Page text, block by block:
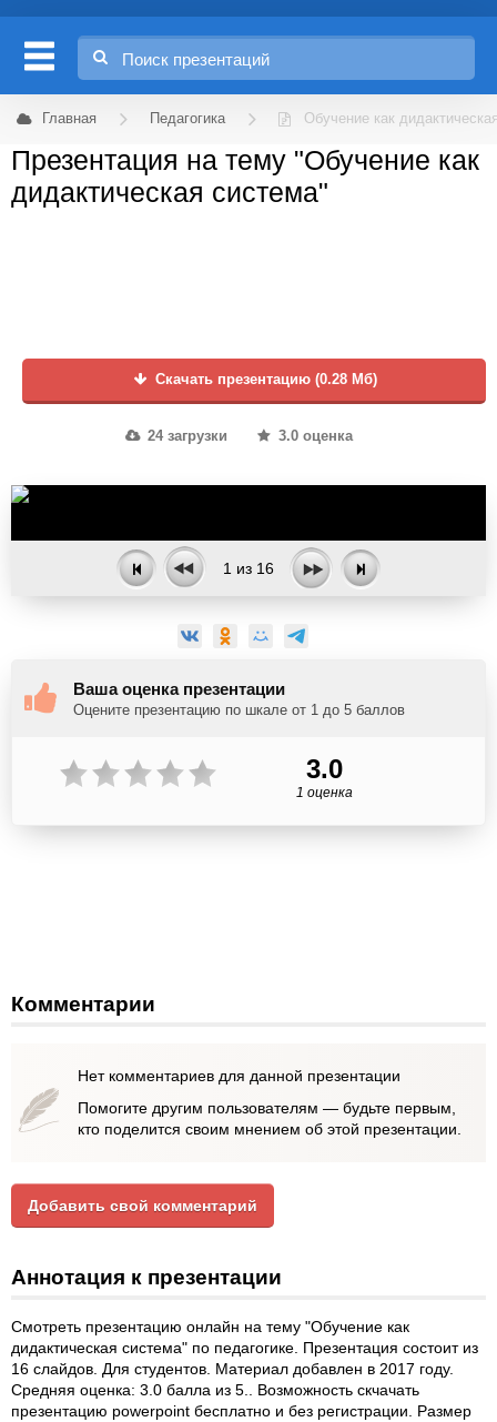
Главная Педагогика Обучение как
Презентация на тему "Обучение как
дидактическая система"
Скачать презентацию (0.28 Мб)
24 загрузки 3.0 оценка
1 из 16
Ваша оценка презентации
Оцените презентацию по шкале от 1 до 5 баллов
3.0
1 оценка
Комментарии
Нет комментариев для данной презентации
Помогите другим пользователям — будьте первым,
кто поделится своим мнением об этой презентации.
Добавить свой комментарий
Аннотация к презентации
Смотреть презентацию онлайн на тему "Обучение как
дидактическая система" по педагогике. Презентация состоит из
16 слайдов. Для студентов. Материал добавлен в 2017 году.
Средняя оценка: 3.0 балла из 5.. Возможность скчачать
презентацию powerpoint бесплатно и без регистрации. Размер